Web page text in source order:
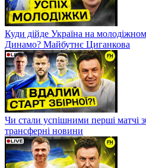
Куди дійде Україна на
Динамо? Майбутнє Циганкова
Чи стали успішними перші матчі
трансферні новини